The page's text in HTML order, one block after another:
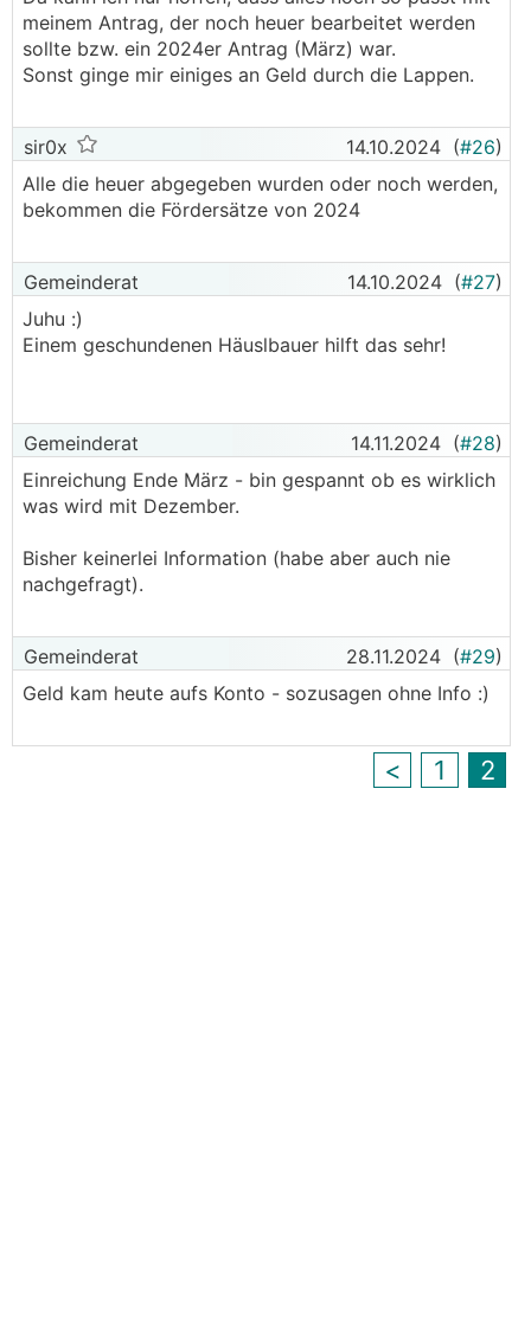
meinem Antrag, der noch heuer bearbeitet werden
sollte bzw. ein 2024er Antrag (März) war.
Sonst ginge mir einiges an Geld durch die Lappen.
sir0x 14.10.2024 (#26)
Alle die heuer abgegeben wurden oder noch werden,
bekommen die Fördersätze von 2024
Gemeinderat 14.10.2024 (#27)
Juhu :)
Einem geschundenen Häuslbauer hilft das sehr!
Gemeinderat 14.11.2024 (#28)
Einreichung Ende März - bin gespannt ob es wirklich
was wird mit Dezember.
Bisher keinerlei Information (habe aber auch nie
nachgefragt).
Gemeinderat 28.11.2024 (#29)
Geld kam heute aufs Konto - sozusagen ohne Info :)
< 1 2